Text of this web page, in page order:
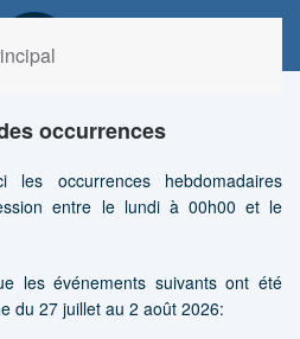
occurrences
les occurrences hebdomadaires
entre le lundi à 00h00 et le
les événements suivants ont été
du 27 juillet au 2 août 2026: